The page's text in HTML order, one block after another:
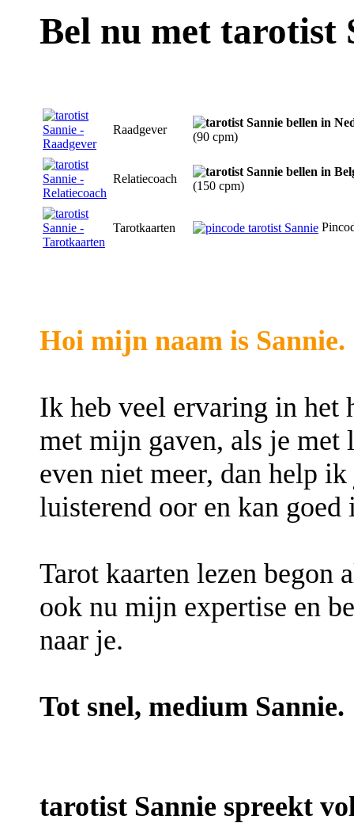
Bel nu met tarotist
Raadgever
(90 cpm)
Relatiecoach
(150 cpm)
Tarotkaarten
Hoi mijn naam is Sannie.
Ik heb veel ervaring in het
met mijn gaven, als je met
even niet meer, dan help
luisterend oor en kan goed
Tarot kaarten lezen begon
ook nu mijn expertise en
naar je.
Tot snel, medium Sannie.
tarotist Sannie spreekt